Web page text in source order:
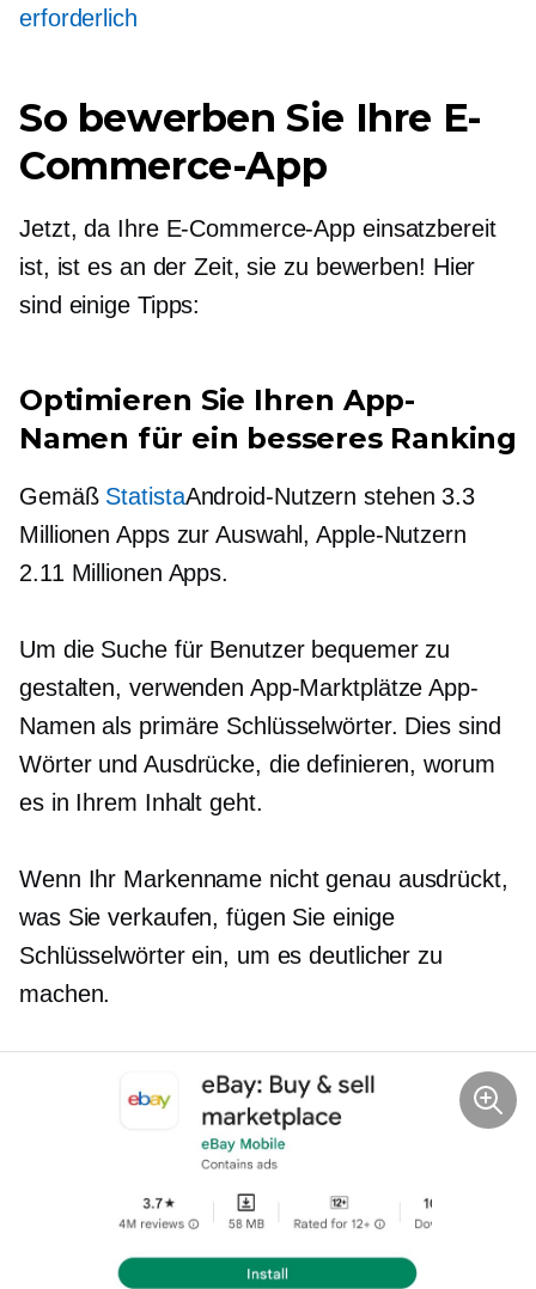
erforderlich
So bewerben Sie Ihre E-
Commerce-App
Jetzt, da Ihre E-Commerce-App einsatzbereit
ist, ist es an der Zeit, sie zu bewerben! Hier
sind einige Tipps:
Optimieren Sie Ihren App-
Namen für ein besseres Ranking
Gemäß StatistaAndroid-Nutzern stehen 3.3
Millionen Apps zur Auswahl, Apple-Nutzern
2.11 Millionen Apps.
Um die Suche für Benutzer bequemer zu
gestalten, verwenden App-Marktplätze App-
Namen als primäre Schlüsselwörter. Dies sind
Wörter und Ausdrücke, die definieren, worum
es in Ihrem Inhalt geht.
Wenn Ihr Markenname nicht genau ausdrückt,
was Sie verkaufen, fügen Sie einige
Schlüsselwörter ein, um es deutlicher zu
machen.